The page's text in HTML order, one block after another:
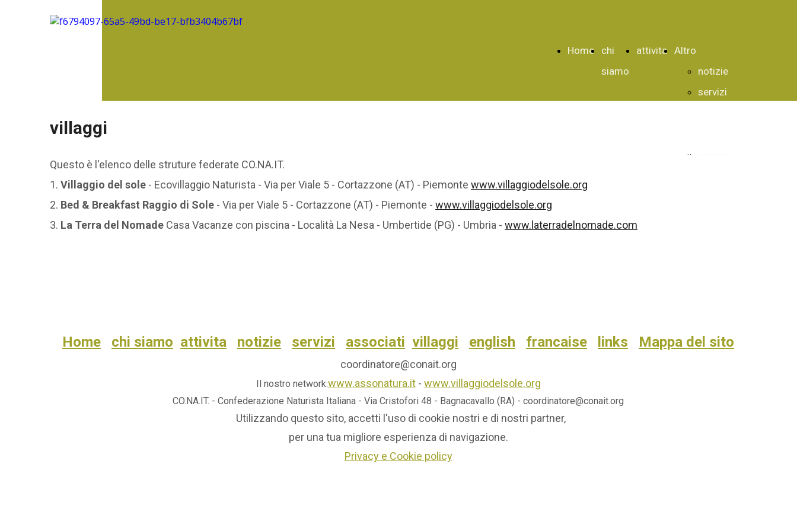
Home
chi
siamo
attivita Altro
notizie
servizi
english
villaggi
Questo è l'elenco delle struture federate CO.NA.IT.
1. Villaggio del sole - Ecovillaggio Naturista - Via per Viale 5 - Cortazzone (AT) - Piemonte www.villaggiodelsole.org
2. Bed & Breakfast Raggio di Sole - Via per Viale 5 - Cortazzone (AT) - Piemonte - www.villaggiodelsole.org
3. La Terra del Nomade Casa Vacanze con piscina - Località La Nesa - Umbertide (PG) - Umbria - www.laterradelnomade.com
Home chi siamo attivita notizie servizi associati villaggi english francaise links Mappa del sito
coordinatore@conait.org
Il nostro network:www.assonatura.it- www.villaggiodelsole.org
CO.NA.IT. - Confederazione Naturista Italiana - Via Cristofori 48 - Bagnacavallo (RA) - coordinatore@conait.org
Utilizzando questo sito, accetti l'uso di cookie nostri e di nostri partner,
per una tua migliore esperienza di navigazione.
Privacy e Cookie policy